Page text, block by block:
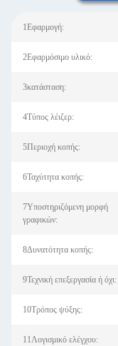
1Εφαρμογή:
2Εφαρμόσιμο υλικό:
3κατάσταση:
4Τύπος λέιζερ:
5Περιοχή κοπής:
6Ταχύτητα κοπής:
7Υποστηριζόμενη μορφή
γραφικών:
8Δυνατότητα κοπής:
9Τεχνική επεξεργασία ή όχι:
10Τρόπος ψύξης:
11Λογισμικό ελέγχου: